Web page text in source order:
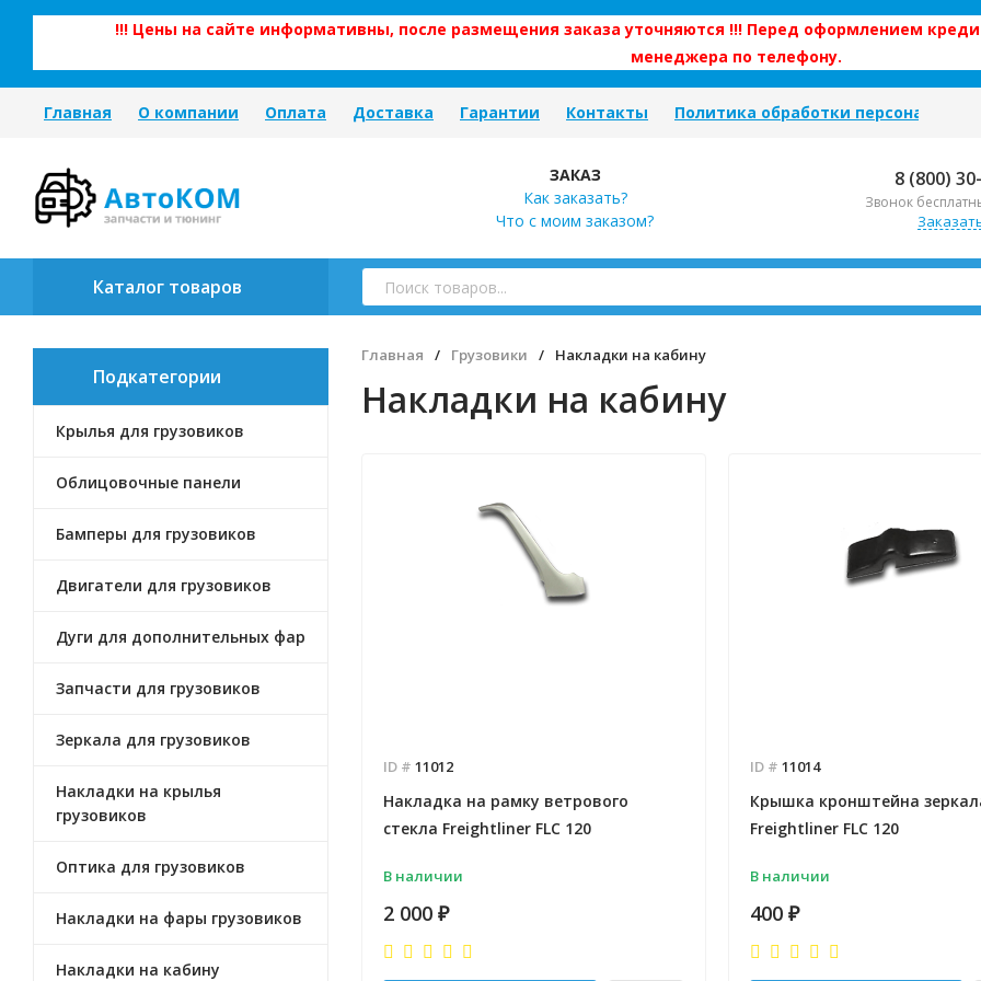
!!! Цены на сайте информативны, после размещения заказа уточняются !!! Перед оформлением
менеджера по телефону.
Главная О компании Оплата Доставка Гарантии Контакты Политика обработки
ЗАКАЗ
Как заказать?
Что с моим заказом?
8 (800)
Звонок
Каталог товаров
Подкатегории
Крылья для грузовиков
Облицовочные панели
Бамперы для грузовиков
Двигатели для грузовиков
Дуги для дополнительных фар
Запчасти для грузовиков
Зеркала для грузовиков
Накладки на крылья
грузовиков
Оптика для грузовиков
Накладки на фары грузовиков
Накладки на кабину
Главная / Грузовики / Накладки на кабину
Накладки на кабину
ID # 11012
Накладка на рамку ветрового
стекла Freightliner FLC 120
В наличии
2 000 ₽
ID # 11014
Крышка кронштейна
Freightliner FLC 120
В наличии
400 ₽